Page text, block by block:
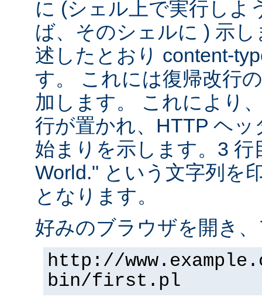
に (シェル上で実行しよ
ば、そのシェルに ) 示
述したとおり content-
す。 これには復帰改行
加します。 これにより
行が置かれ、HTTP ヘ
始まりを示します。3 行
World." という文字列を
となります。
好みのブラウザを開き
http://
bin/first.pl